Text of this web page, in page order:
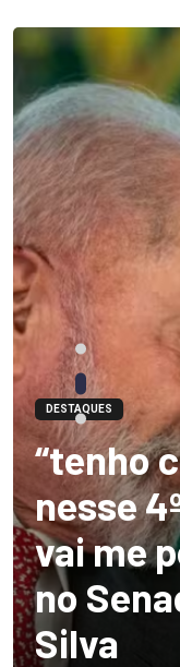
DESTAQUES
Novo
Niño
rios